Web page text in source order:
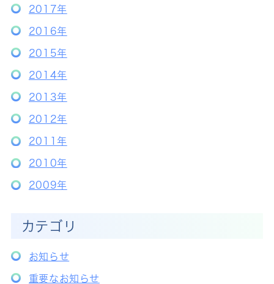
2017年
2016年
2015年
2014年
2013年
2012年
2011年
2010年
2009年
カテゴリ
お知らせ
重要なお知らせ